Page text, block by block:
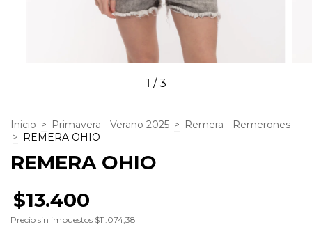
1 /3
Inicio > Primavera - Verano 2025 >
Remera - Remerones
>
REMERA OHIO
REMERA OHIO
$13.400
Precio sin impuestos $11.074,38